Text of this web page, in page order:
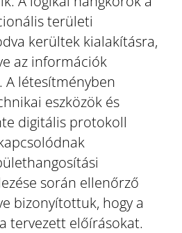
területi
kerültek kialakításra,
az információk
A létesítményben
eszközök és
digitális protokoll
során ellenőrző
bizonyítottuk, hogy a
tervezett előírásokat.